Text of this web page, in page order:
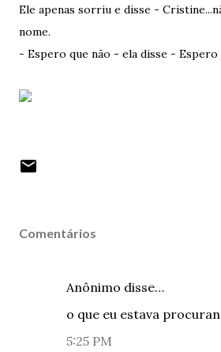
Ele apenas sorriu e disse -
nome.
- Espero que não - ela disse - Espero
Comentários
Anônimo disse…
o que eu estava
5:25 PM